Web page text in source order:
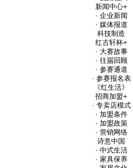
新闻中心+
· 企业新闻
· 媒体报道
科技制造
红古轩杯+
· 大赛故事
· 往届回顾
· 参赛通道
· 参赛报名表
《红生活》
招商加盟+
· 专卖店模式
· 加盟条件
· 加盟政策
· 营销网络
诗意中国
· 中式生活
· 家具保养